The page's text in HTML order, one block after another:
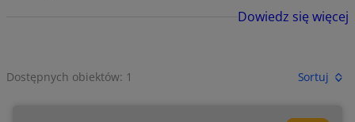
Dowiedz się więcej
Dostępnych obiektów: 1 Sortuj